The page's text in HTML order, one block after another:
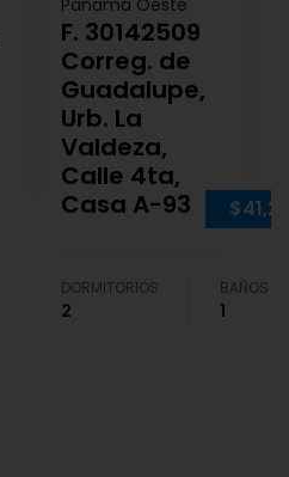
Panamá Oeste
F. 30142509
Correg. de
Guadalupe,
Urb. La
Valdeza,
Calle 4ta,
Casa A-93
DORMITORIOS
2
BAÑOS
1